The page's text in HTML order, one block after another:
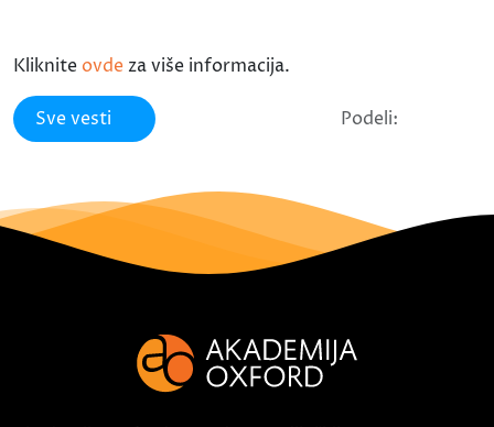
Kliknite ovde za više informacija.
Sve vesti Podeli: